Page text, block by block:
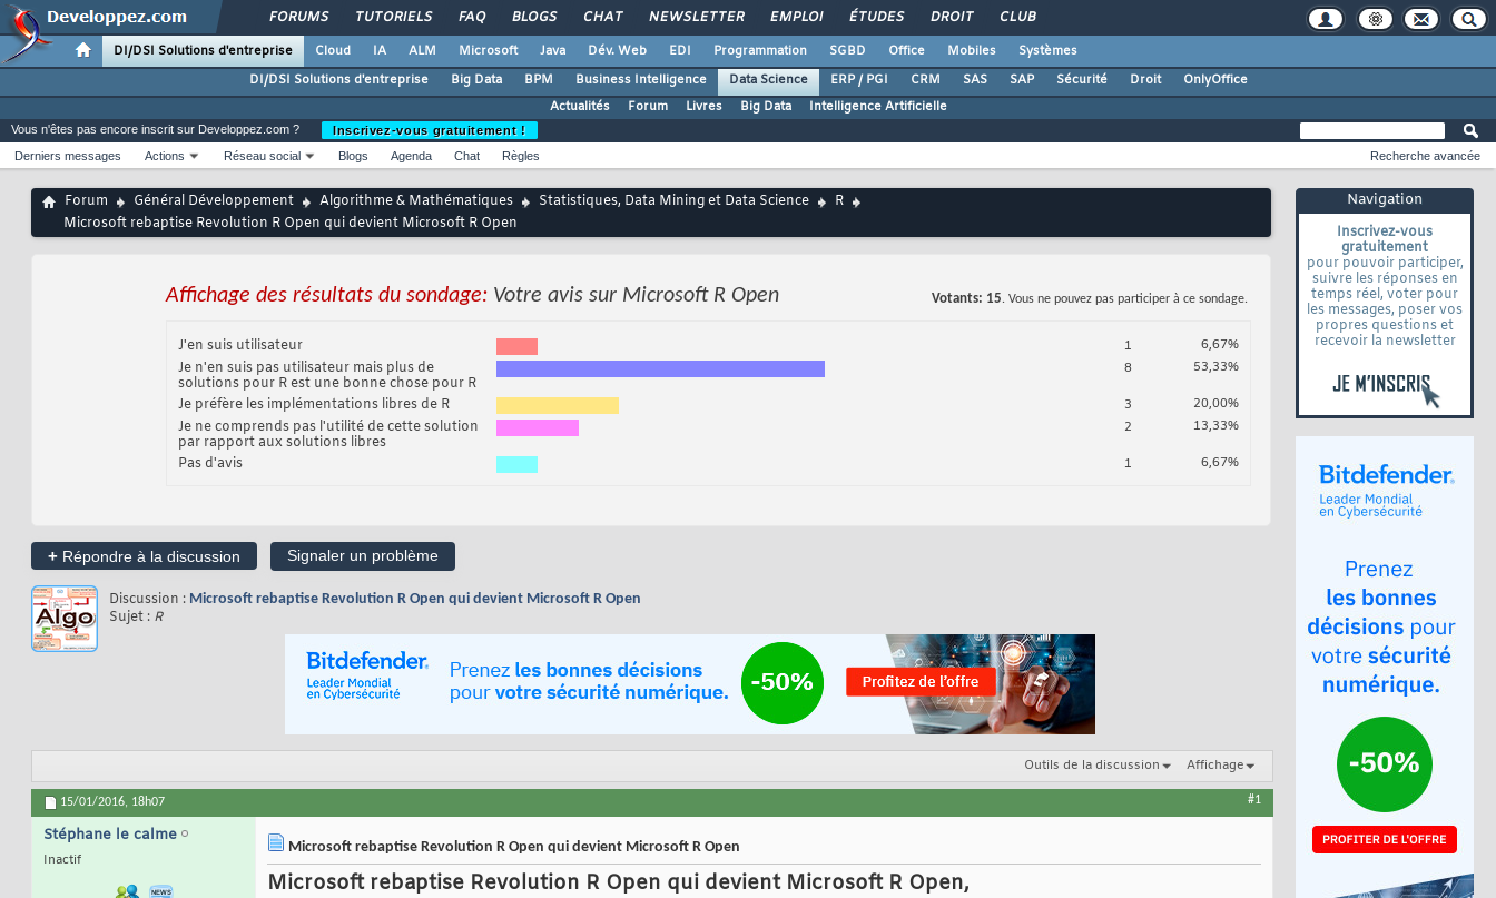
FORUMS TUTORIELS FAQ BLOGS CHAT NEWSLETTER EMPLOI ÉTUDES DROIT CLUB
DI/DSI Solutions d'entreprise Cloud IA ALM Microsoft Java Dév. Web EDI Programmation SGBD Office Mobiles
Systèmes
DI/DSI Solutions d'entreprise
Big Data BPM Business Intelligence Data Science ERP / PGI CRM SAS SAP Sécurité Droit
OnlyOffice
Actualités
Forum Livres Big Data Intelligence Artificielle
Navigation
Inscrivez-vous
gratuitement
pour pouvoir participer,
suivre les réponses en
temps réel, voter pour
les messages, poser vos
propres questions et
recevoir la newsletter
Vous n'êtes pas encore inscrit sur Developpez.com ?
Inscrivez-vous gratuitement !
Derniers messages
Actions Réseau social Blogs Agenda Chat Règles Recherche avancée
Forum Général Développement Algorithme & Mathématiques Statistiques, Data Mining et Data Science
R
Microsoft rebaptise Revolution R Open qui devient Microsoft R Open
Affichage des résultats du sondage: Votre avis sur Microsoft R Open Votants 15. Vous ne pouvez pas participer à ce sondage.
J'en suis utilisateur 1 6,67%
Je n'en suis pas utilisateur mais plus de
solutions pour R est une bonne chose pour R
8 53,33%
Je préfère les implémentations libres de R 3 20,00%
Je ne comprends pas l'utilité de cette solution
par rapport aux solutions libres
2 13,33%
Pas d'avis 1 6,67%
+ Répondre à la discussion Signaler un problème
Discussion : Microsoft rebaptise Revolution R Open qui devient Microsoft R Open
Sujet : R
Outils de la discussion Affichage
15/01/2016, 18h07 #1
Stéphane le calme
Inactif
Microsoft rebaptise Revolution R Open qui devient Microsoft R Open
Microsoft rebaptise Revolution R Open qui devient Microsoft R Open,